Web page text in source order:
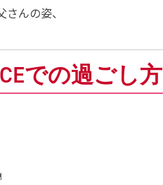
んの姿、
での過ごし方